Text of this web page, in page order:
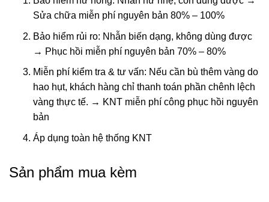
Sửa chữa miễn phí nguyên bản 80% – 100%
Bảo hiểm rủi ro: Nhẫn biến dạng, không dùng được
→ Phục hồi miễn phí nguyên bản 70% – 80%
Miễn phí kiểm tra & tư vấn: Nếu cần bù thêm vàng do
hao hụt, khách hàng chỉ thanh toán phần chênh lệch
vàng thực tế. → KNT miễn phí công phục hồi nguyên
bản
Áp dụng toàn hệ thống KNT
Sản phẩm mua kèm